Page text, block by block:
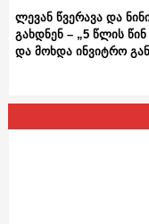
ლევან წვერავა და
გახდნენ – „5 წლის
და მოხდა ინვიტრო